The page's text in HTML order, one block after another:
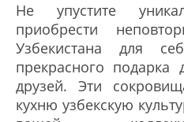
Не упустите
приобрести
Узбекистана для
прекрасного
друзей. Эти
кухню узбекскую